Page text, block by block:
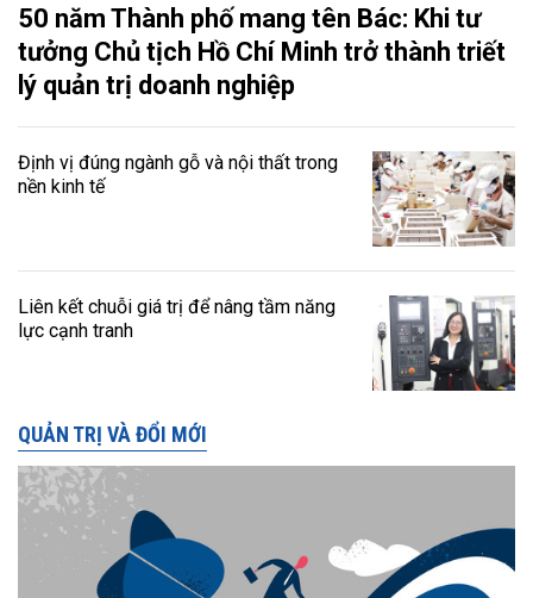
50 năm Thành phố mang tên Bác: Khi tư
tưởng Chủ tịch Hồ Chí Minh trở thành triết
lý quản trị doanh nghiệp
Định vị đúng ngành gỗ và nội thất trong
nền kinh tế
Liên kết chuỗi giá trị để nâng tầm năng
lực cạnh tranh
QUẢN TRỊ VÀ ĐỔI MỚI